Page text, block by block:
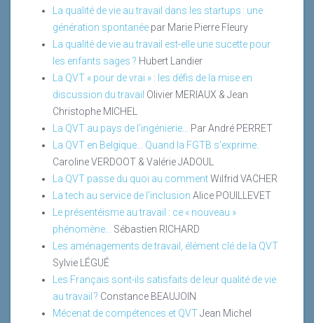
La qualité de vie au travail dans les startups : une
génération spontanée par Marie Pierre Fleury
La qualité de vie au travail est-elle une sucette pour
les enfants sages ? Hubert Landier
La QVT « pour de vrai » : les défis de la mise en
discussion du travail Olivier MERIAUX & Jean
Christophe MICHEL
La QVT au pays de l’ingénierie…
Par André PERRET
La QVT en Belgique... Quand la FGTB s'exprime.
Caroline VERDOOT & Valérie JADOUL
La QVT passe du quoi au commentWilfrid VACHER
La tech au service de l'inclusion Alice POUILLEVET
Le présentéisme au travail : ce « nouveau »
phénomène…
Sébastien RICHARD
Les aménagements de travail, élément clé de la QVT
Sylvie LÉGUÉ
Les Français sont-ils satisfaits de leur qualité de vie
au travail ? Constance BEAUJOIN
Mécenat de compétences et QVTJean Michel